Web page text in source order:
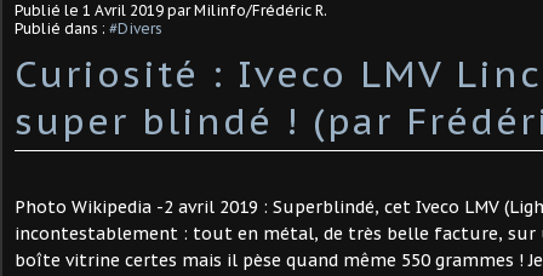
Publié le 1 Avril 2019 par Milinfo/Frédéric R.
Publié dans : #Divers
Curiosité : Iveco LMV
super blindé ! (par
Photo Wikipedia -2 avril 2019 : Superblindé, cet Iveco LMV
incontestablement : tout en métal, de très belle facture, sur
boîte vitrine certes mais il pèse quand même 550 grammes ! Je